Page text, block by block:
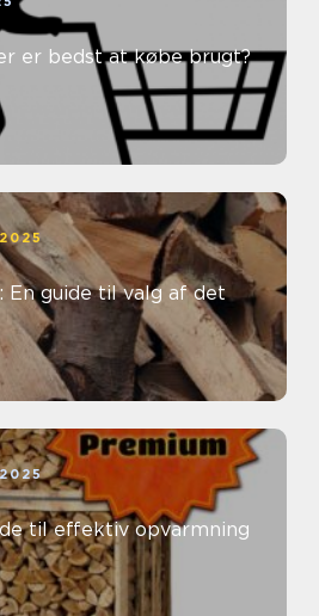
er bedst at købe brugt?
guide til valg af det
til effektiv opvarmning